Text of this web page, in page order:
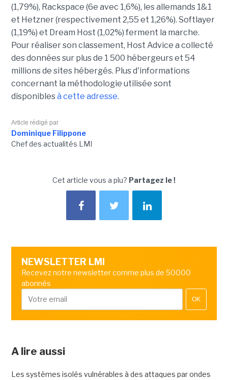
(1,79%), Rackspace (6e avec 1,6%), les allemands 1&1
et Hetzner (respectivement 2,55 et 1,26%). Softlayer
(1,19%) et Dream Host (1,02%) ferment la marche.
Pour réaliser son classement, Host Advice a collecté
des données sur plus de 1 500 hébergeurs et 54
millions de sites hébergés. Plus d'informations
concernant la méthodologie utilisée sont
disponiblesà cette adresse.
Article rédigé par
Dominique Filippone
Chef des actualités LMI
Cet article vous a plu? Partagez le !
NEWSLETTER LMI
Recevez notre newsletter comme plus de 50000
abonnés
OK
A lire aussi
Les systèmes isolés vulnérables à des attaques par ondes